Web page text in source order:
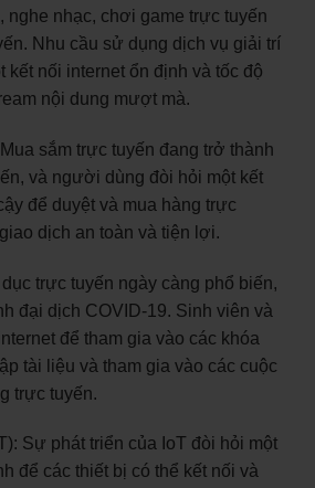
nghe nhạc, chơi game trực tuyến
Nhu cầu sử dụng dịch vụ giải trí
kết nối internet ổn định và tốc độ
nội dung mượt mà.
sắm trực tuyến đang trở thành
và người dùng đòi hỏi một kết
để duyệt và mua hàng trực
dịch an toàn và tiện lợi.
trực tuyến ngày càng phổ biến,
đại dịch COVID-19. Sinh viên và
để tham gia vào các khóa
tài liệu và tham gia vào các cuộc
trực tuyến.
Sự phát triển của IoT đòi hỏi một
để các thiết bị có thể kết nối và